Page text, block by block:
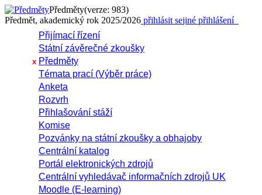
Předměty(verze: 983)
Předmět, akademický rok 2025/2026 přihlásit sejiné přihlášení
Přijímací řízení
Státní závěrečné zkoušky
x Předměty
Témata prací (Výběr práce)
Anketa
Rozvrh
Přihlašování stáží
Komise
Pozvánky na státní zkoušky a obhajoby
Centrální katalog
Portál elektronických zdrojů
Centrální vyhledávač informačních zdrojů UK
Moodle (E-learning)